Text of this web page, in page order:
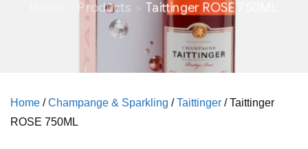
Products Taittinger ROSE 750ML
Home /Champange & Sparkling /Taittinger / Taittinger
ROSE 750ML